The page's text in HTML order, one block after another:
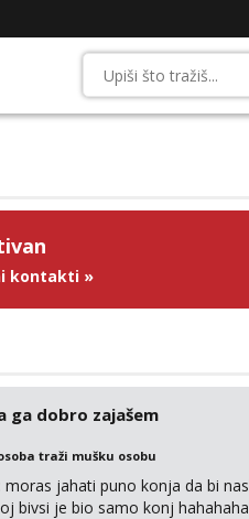
kontakti »
ga dobro zajašem
traži mušku osobu
jahati puno konja da bi
bivsi je bio samo konj